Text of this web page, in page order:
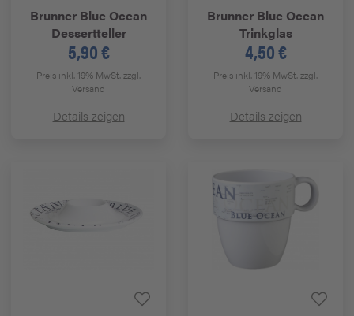
Brunner Blue Ocean
Dessertteller
5,90 €
Preis inkl. 19% MwSt.zzgl.
Versand
Details zeigen
Brunner Blue Ocean
Trinkglas
4,50 €
Preis inkl. 19% MwSt.zzgl.
Versand
Details zeigen